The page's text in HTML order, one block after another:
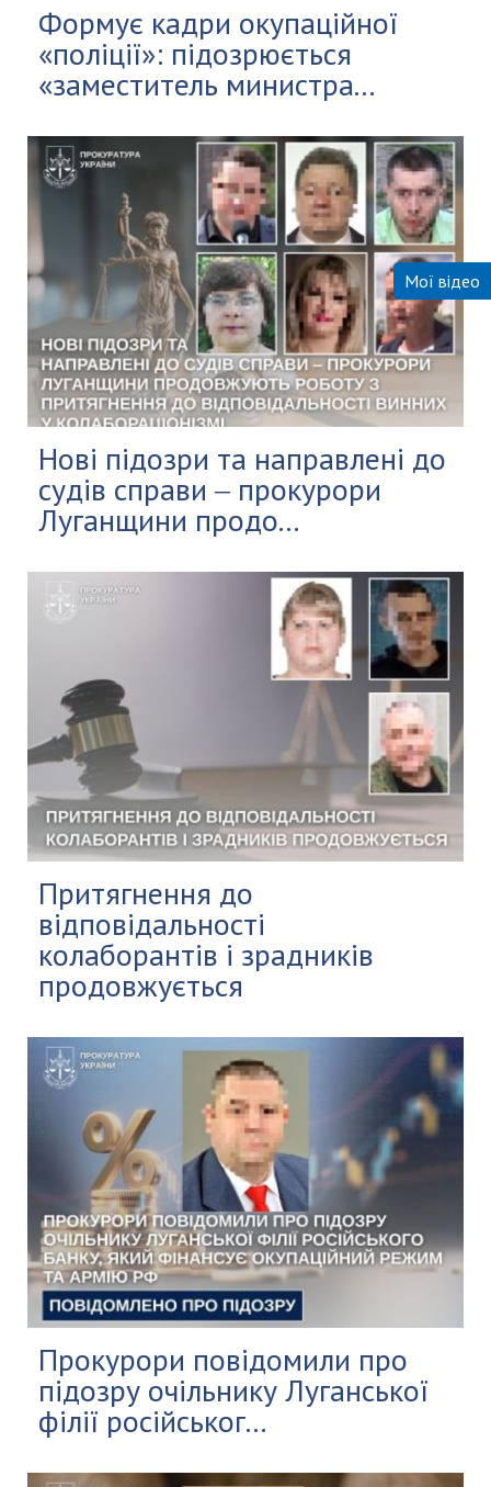
Формує кадри окупаційної
«поліції»: підозрюється
«заместитель министра...
Нові підозри та направлені до
судів справи ‒ прокурори
Луганщини продо...
Притягнення до
відповідальності
колаборантів і зрадників
продовжується
Прокурори повідомили про
підозру очільнику Луганської
філії російськог...
Мої відео